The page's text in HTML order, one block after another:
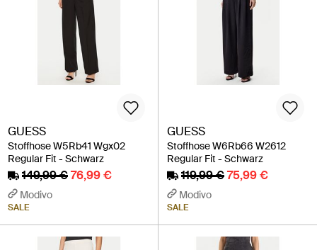
GUESS
Stoffhose W5Rb41 Wgx02
Regular Fit - Schwarz
149,99 €76,99 €
Modivo
SALE
GUESS
Stoffhose W6Rb66 W2612
Regular Fit - Schwarz
119,99 €75,99 €
Modivo
SALE